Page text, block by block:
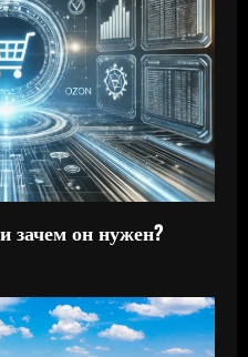
зачем он нужен?